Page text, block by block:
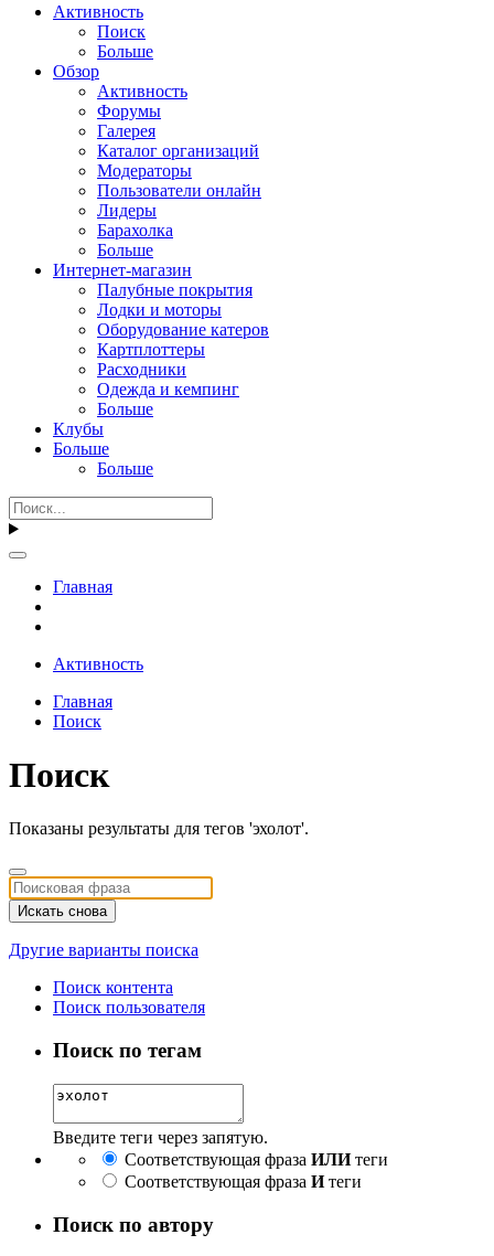
Активность
Поиск
Больше
Обзор
Активность
Форумы
Галерея
Каталог организаций
Модераторы
Пользователи онлайн
Лидеры
Барахолка
Больше
Интернет-магазин
Палубные покрытия
Лодки и моторы
Оборудование катеров
Картплоттеры
Расходники
Одежда и кемпинг
Больше
Клубы
Больше
Больше
Главная
Активность
Главная
Поиск
Поиск
Показаны результаты для тегов 'эхолот'.
Искать снова
Другие варианты поиска
Поиск контента
Поиск пользователя
Поиск по тегам
Введите теги через запятую.
Соответствующая фраза ИЛИтеги
Соответствующая фраза Итеги
Поиск по автору